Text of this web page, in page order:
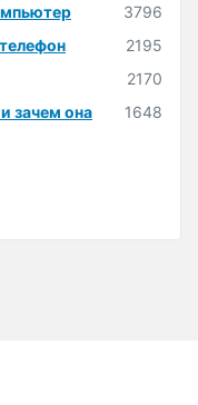
3796
2195
2170
зачем она
1648